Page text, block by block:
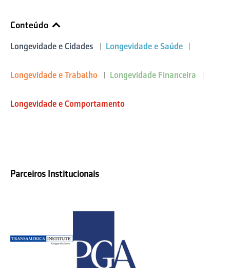
Conteúdo
Longevidade e Cidades Longevidade e Saúde
Longevidade e Trabalho Longevidade Financeira
Longevidade e Comportamento
Parceiros Institucionais